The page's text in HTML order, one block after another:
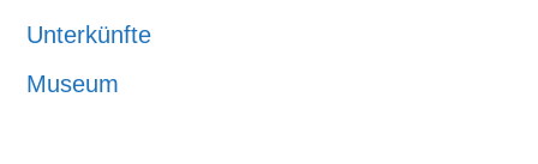
Unterkünfte
Museum